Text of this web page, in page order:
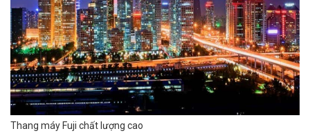
Thang máy Fuji chất lượng cao